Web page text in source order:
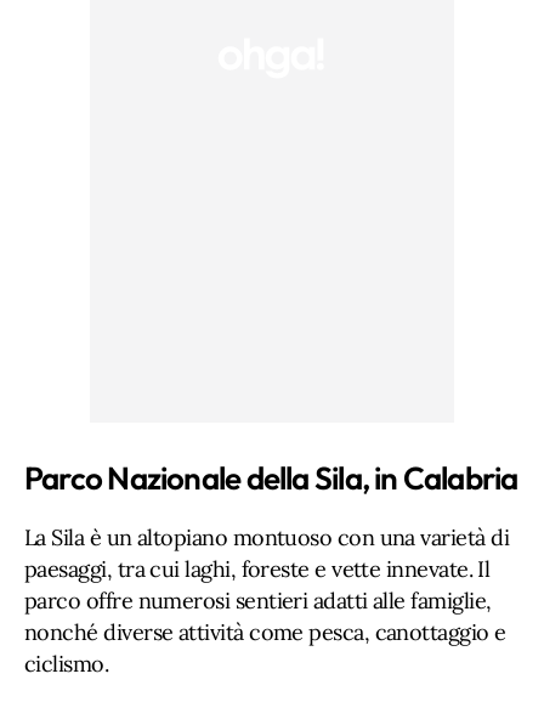
Parco Nazionale della Sila, in Calabria
La Sila è un altopiano montuoso con una varietà di
paesaggi, tra cui laghi, foreste e vette innevate. Il
parco offre numerosi sentieri adatti alle famiglie,
nonché diverse attività come pesca, canottaggio e
ciclismo.